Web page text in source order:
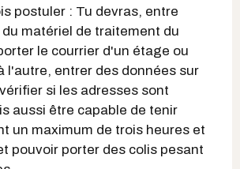
postuler : Tu devras, entre
matériel de traitement du
le courrier d'un étage ou
l'autre, entrer des données sur
si les adresses sont
aussi être capable de tenir
un maximum de trois heures et
pouvoir porter des colis pesant